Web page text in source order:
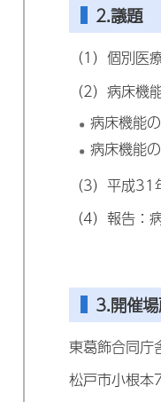
2.議題
（1）個別
（2）病床機
病床機能
病床機能
（3）平成
（4）報告：
3.開催
東葛飾合同庁
松戸市小根本